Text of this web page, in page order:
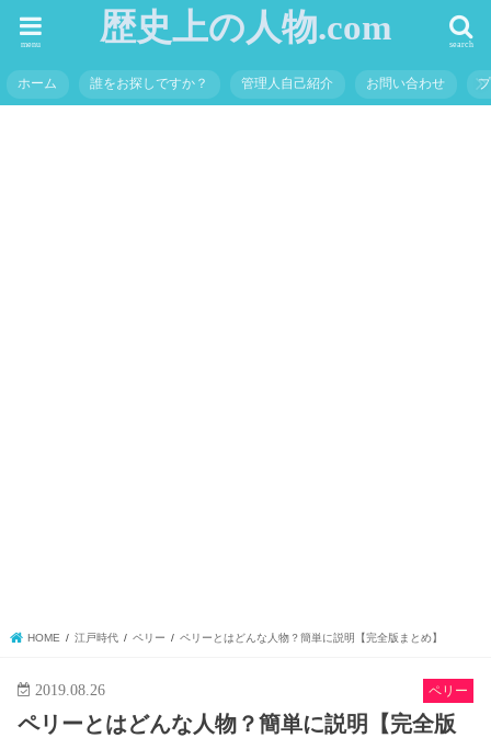
歴史上の人物.com search
menu
ホーム 誰をお探しですか？ 管理人自己紹介 お問い合わせ
HOME 江戸時代 ペリー ペリーとはどんな人物？簡単に説明【完全版まとめ】
ペリー
2019.08.26
ペリーとはどんな人物？簡単に説明【完全版